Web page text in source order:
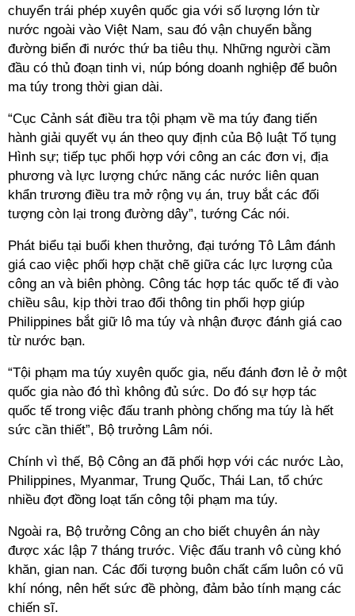
chuyển trái phép xuyên quốc gia với số lượng lớn từ
nước ngoài vào Việt Nam, sau đó vận chuyển bằng
đường biển đi nước thứ ba tiêu thụ. Những người cầm
đầu có thủ đoạn tinh vi, núp bóng doanh nghiệp để buôn
ma túy trong thời gian dài.
“Cục Cảnh sát điều tra tội phạm về ma túy đang tiến
hành giải quyết vụ án theo quy định của Bộ luật Tố tụng
Hình sự; tiếp tục phối hợp với công an các đơn vị, địa
phương và lực lượng chức năng các nước liên quan
khẩn trương điều tra mở rộng vụ án, truy bắt các đối
tượng còn lại trong đường dây”, tướng Các nói.
Phát biểu tại buổi khen thưởng, đại tướng Tô Lâm đánh
giá cao việc phối hợp chặt chẽ giữa các lực lượng của
công an và biên phòng. Công tác hợp tác quốc tế đi vào
chiều sâu, kịp thời trao đổi thông tin phối hợp giúp
Philippines bắt giữ lô ma túy và nhận được đánh giá cao
từ nước bạn.
“Tội phạm ma túy xuyên quốc gia, nếu đánh đơn lẻ ở một
quốc gia nào đó thì không đủ sức. Do đó sự hợp tác
quốc tế trong việc đấu tranh phòng chống ma túy là hết
sức cần thiết”, Bộ trưởng Lâm nói.
Chính vì thế, Bộ Công an đã phối hợp với các nước Lào,
Philippines, Myanmar, Trung Quốc, Thái Lan, tổ chức
nhiều đợt đồng loạt tấn công tội phạm ma túy.
Ngoài ra, Bộ trưởng Công an cho biết chuyên án này
được xác lập 7 tháng trước. Việc đấu tranh vô cùng khó
khăn, gian nan. Các đối tượng buôn chất cấm luôn có vũ
khí nóng, nên hết sức đề phòng, đảm bảo tính mạng các
chiến sĩ.